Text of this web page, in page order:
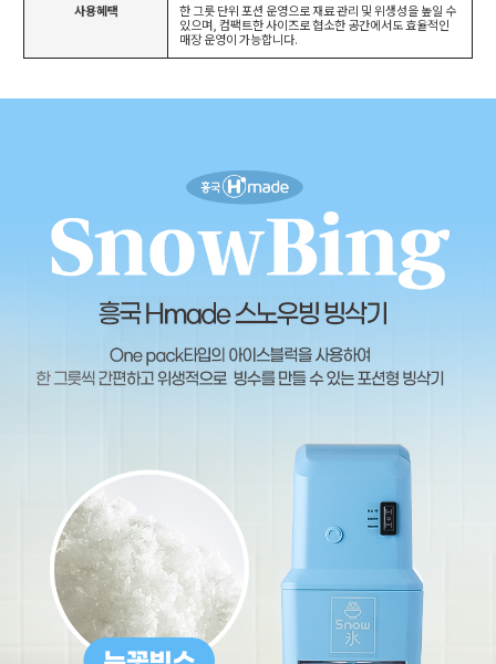
사용혜택
한 그릇 단위 포션 운영으로 재료 관리 및 위생성을 높일 수
있으며, 컴팩트한 사이즈로 협소한 공간에서도 효율적인
매장 운영이 가능합니다.